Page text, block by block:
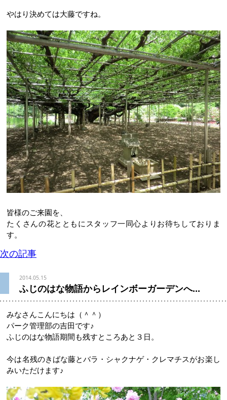
やはり決めては大藤ですね。
皆様のご来園を、
たくさんの花とともにスタッフ一同心よりお待ちしておりま
す。
次の記事
2014.05.15
ふじのはな物語からレインボーガーデンへ…
みなさんこんにちは（＾＾）
パーク管理部の吉田です♪
ふじのはな物語期間も残すところあと３日。
今は名残のきばな藤とバラ・シャクナゲ・クレマチスがお楽し
みいただけます♪